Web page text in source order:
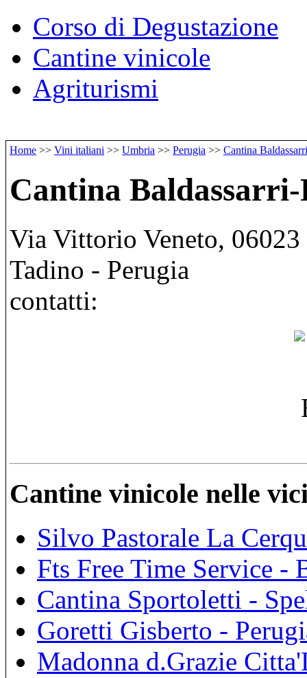
Corso di Degustazione
Cantine vinicole
Agriturismi
Home >> Vini italiani >> Umbria >> Perugia >> Cantina
Cantina Baldassarri-
Via Vittorio Veneto,
Tadino - Perugia
contatti:
Cantine vinicole nelle
Silvo Pastorale La
Fts Free Time Service -
Cantina Sportoletti -
Goretti Gisberto -
Madonna d.Grazie